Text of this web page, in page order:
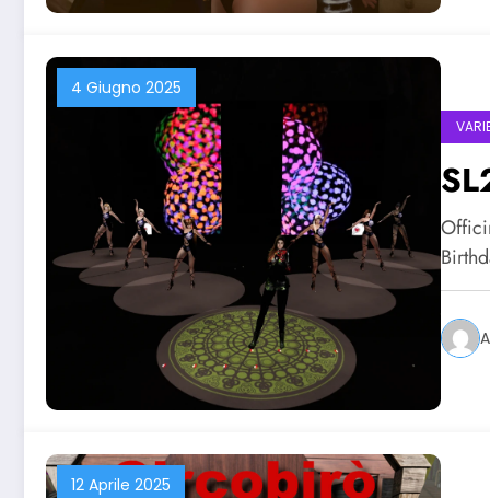
4 Giugno 2025
12 Aprile 2025